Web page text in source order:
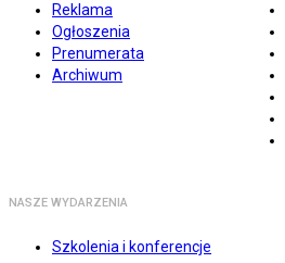
Reklama
Ogłoszenia
Prenumerata
Archiwum
NASZE WYDARZENIA
Szkolenia i konferencje